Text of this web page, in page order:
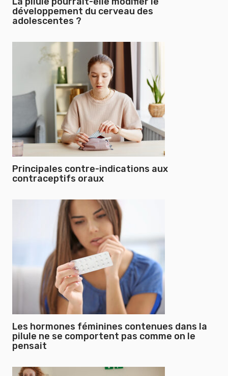
développement du cerveau des
adolescentes ?
Principales contre-indications aux
contraceptifs oraux
Les hormones féminines contenues dans la
pilule ne se comportent pas comme on le
pensait